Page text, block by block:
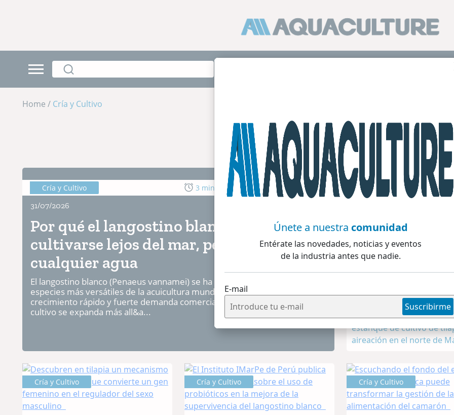
Únete a nuestra comunidad
Entérate las novedades, noticias y eventos
de la industria antes que nadie.
E-mail
Suscribirme
Home / Cría y Cultivo
Cría y Cultivo
3 min de lectura
31/07/2026
Por qué el langostino blanco puede
cultivarse lejos del mar, pero no en
cualquier agua
El langostino blanco (Penaeus vannamei) se ha convertido en una de las
especies más versátiles de la acuicultura mundial. Su tolerancia ambiental,
crecimiento rápido y fuerte demanda comercial han permitido que su
cultivo se expanda más all&a...
Cría y Cultivo
15/07/2026
Cómo medir
tilapia es
resiliente (y
qué eso puede
transformar
negocio
Son las seis de la mañana
estanque de cultivo de
aireación en el norte de
en el agua ya está en niveles
críticamente bajos, como
cada noche en miles de
Cría y Cultivo Cría y Cultivo Cría y Cultivo